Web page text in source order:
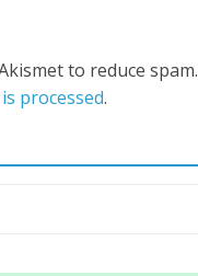
to reduce spam.
processed.